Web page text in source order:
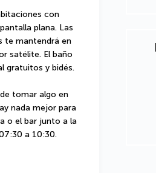
con
plana. Las
te mantendrá en
satélite. El baño
gratuitos y bidés.
tomar algo en
nada mejor para
o el bar junto a la
a 10:30.